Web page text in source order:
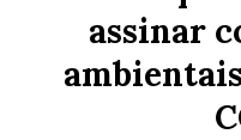
assinar